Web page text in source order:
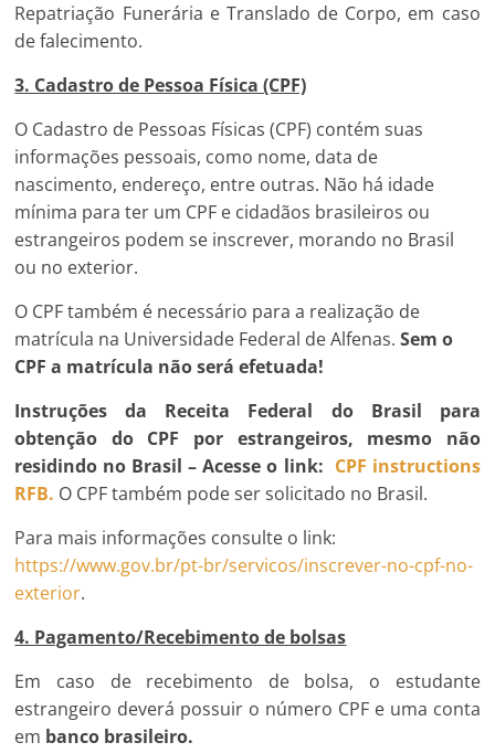
Repatriação Funerária e Translado de Corpo, em caso
de falecimento.
3. Cadastro de Pessoa Física (CPF)
O Cadastro de Pessoas Físicas (CPF) contém suas
informações pessoais, como nome, data de
nascimento, endereço, entre outras. Não há idade
mínima para ter um CPF e cidadãos brasileiros ou
estrangeiros podem se inscrever, morando no Brasil
ou no exterior.
O CPF também é necessário para a realização de
matrícula na Universidade Federal de Alfenas.Sem o
CPF a matrícula não será efetuada!
Instruções da Receita Federal do Brasil para
obtenção do CPF por estrangeiros, mesmo não
residindo no Brasil – Acesse o link: CPF instructions
RFB. O CPF também pode ser solicitado no Brasil.
Para mais informações consulte o link:
https://www.gov.br/pt-br/servicos/inscrever-no-cpf-no-
exterior.
4. Pagamento/Recebimento de bolsas
Em caso de recebimento de bolsa, o estudante
estrangeiro deverá possuir o número CPF e uma conta
em banco brasileiro.